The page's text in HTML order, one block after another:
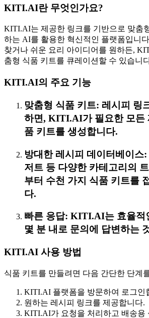
KITI.AI란 무엇인가요?
KITI.AI는 제공한 링크를 기반으로 맞춤
하는 AI를 활용한 혁신적인 플랫폼입니
찾거나 쉬운 요리 아이디어를 원하든,
춤형 식품 키트를 큐레이션할 수 있습니
KITI.AI의 주요 기능
맞춤형 식품 키트: 레시피 링
하면, KITI.AI가 필요한 모든
품 키트를 생성합니다.
방대한 레시피 데이터베이스:
저트 등 다양한 카테고리의
부터 수천 가지 식품 키트를
다.
빠른 응답: KITI.AI는 효율적
몇 분 내로 문의에 답변하는
KITI.AI 사용 방법
식품 키트를 만들려면 다음 간단한 단계
KITI.AI 플랫폼을 방문하여 로그인
원하는 레시피 링크를 제공합니다.
KITI.AI가 요청을 처리하고 배송용